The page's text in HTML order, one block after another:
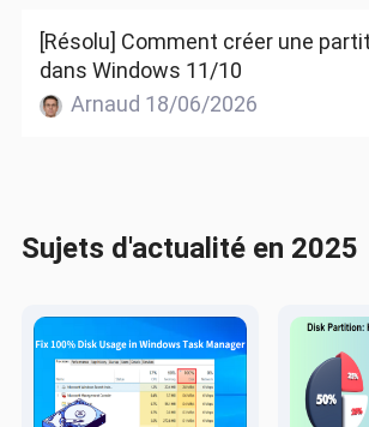
[Résolu] Comment créer une
dans Windows 11/10
Arnaud 18/06/2026
Sujets d'actualité en 2025